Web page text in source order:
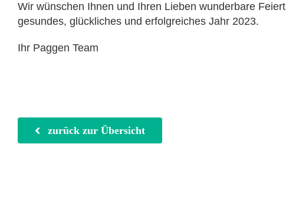
Wir wünschen Ihnen und Ihren Lieben wunderbare
gesundes, glückliches und erfolgreiches Jahr 2023.
Ihr Paggen Team
zurück zur Übersicht